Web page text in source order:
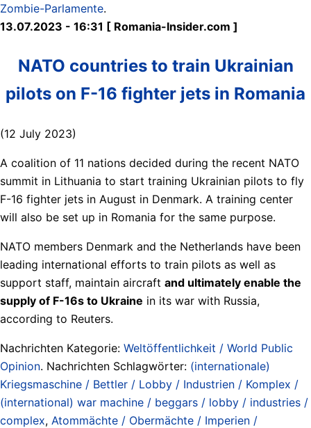
Zombie-Parlamente.
13.07.2023 - 16:31 [ Romania-Insider.com ]
NATO countries to train Ukrainian
pilots on F-16 fighter jets in Romania
(12 July 2023)
A coalition of 11 nations decided during the recent NATO
summit in Lithuania to start training Ukrainian pilots to fly
F-16 fighter jets in August in Denmark. A training center
will also be set up in Romania for the same purpose.
NATO members Denmark and the Netherlands have been
leading international efforts to train pilots as well as
support staff, maintain aircraft and ultimately enable the
supply of F-16s to Ukraine in its war with Russia,
according to Reuters.
Nachrichten Kategorie: Weltöffentlichkeit / World Public
Opinion. Nachrichten Schlagwörter: (internationale)
Kriegsmaschine / Bettler / Lobby / Industrien / Komplex /
(international) war machine / beggars / lobby / industries /
complex, Atommächte / Obermächte / Imperien /